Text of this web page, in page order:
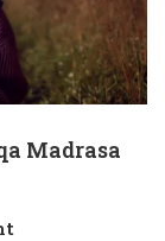
Madrasa